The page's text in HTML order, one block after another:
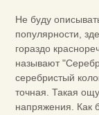
Не буду
популярности,
гораздо
называют
серебристый
точная. Такая
напряжения. Как